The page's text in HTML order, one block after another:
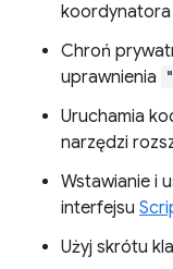
koordynatora
Chroń
uprawnienia
Uruchamia
narzędzi
Wstawianie i
interfejsu
Użyj skrótu